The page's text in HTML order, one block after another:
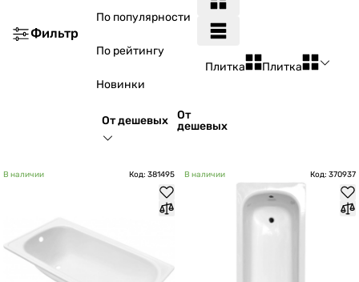
Фильтр
По популярности
По рейтингу
Новинки
От дешевых
От
дешевых
Плитка Плитка
В наличии Код: 381495 В наличии Код: 370937